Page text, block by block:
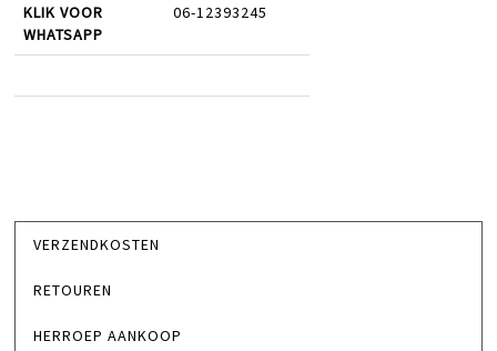
KLIK VOOR
WHATSAPP
06-12393245
VERZENDKOSTEN
RETOUREN
HERROEP AANKOOP